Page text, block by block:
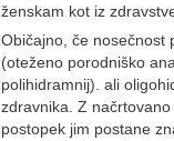
ženskam kot iz
Običajno, če nosečnost
(oteženo porodniško
polihidramnij). ali
zdravnika. Z
postopek jim postane